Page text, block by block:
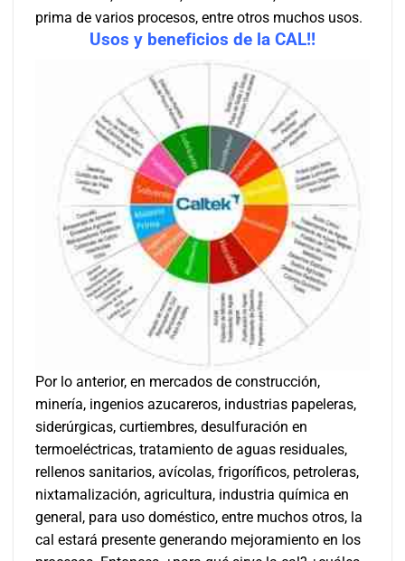
prima de varios procesos, entre otros muchos usos.
Usos y beneficios de la CAL!!
Por lo anterior, en mercados de construcción,
minería, ingenios azucareros, industrias papeleras,
siderúrgicas, curtiembres, desulfuración en
termoeléctricas, tratamiento de aguas residuales,
rellenos sanitarios, avícolas, frigoríficos, petroleras,
nixtamalización, agricultura, industria química en
general, para uso doméstico, entre muchos otros, la
cal estará presente generando mejoramiento en los